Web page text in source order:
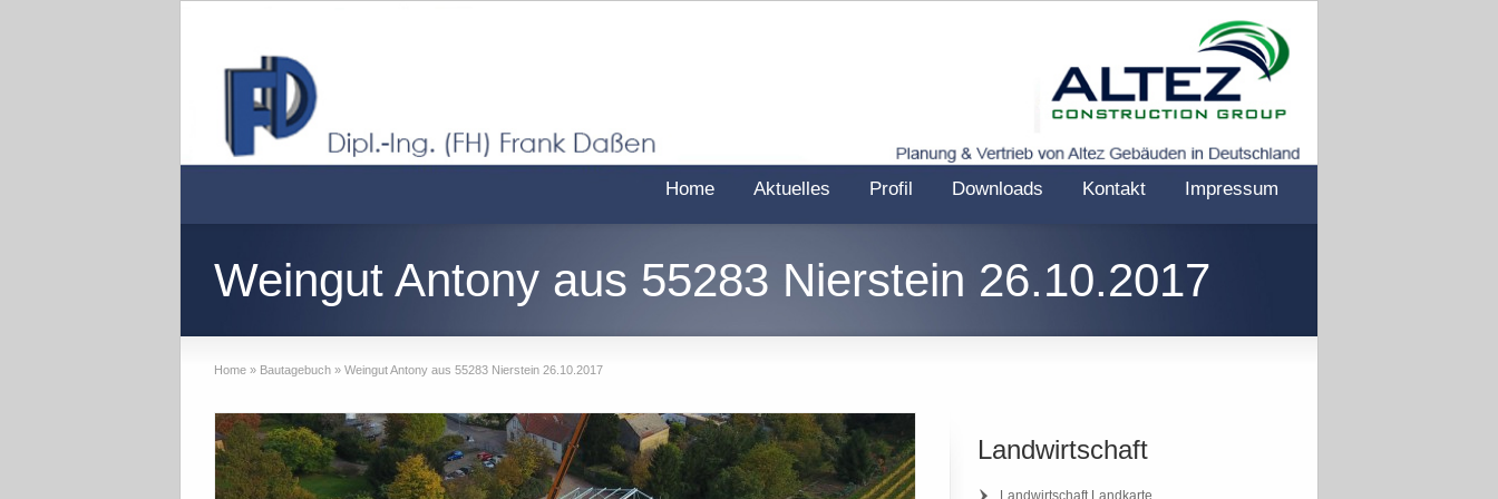
Home Aktuelles Profil Downloads Kontakt Impressum
Weingut Antony aus 55283 Nierstein 26.10.2017
Home » Bautagebuch » Weingut Antony aus 55283 Nierstein 26.10.2017
Landwirtschaft